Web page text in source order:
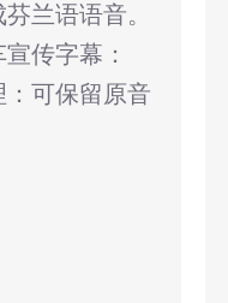
兰语语音。
传字幕：
：可保留原音